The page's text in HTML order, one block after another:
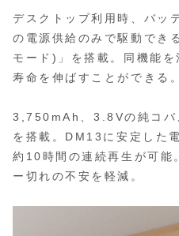
デスクトップ利用時、バッ
の電源供給のみで駆動でき
モード)」を搭載。同機能
寿命を伸ばすことができる。
3,750mAh、3.8Vの純コバ
を搭載。DM13に安定した
約10時間の連続再生が可能
ー切れの不安を軽減。